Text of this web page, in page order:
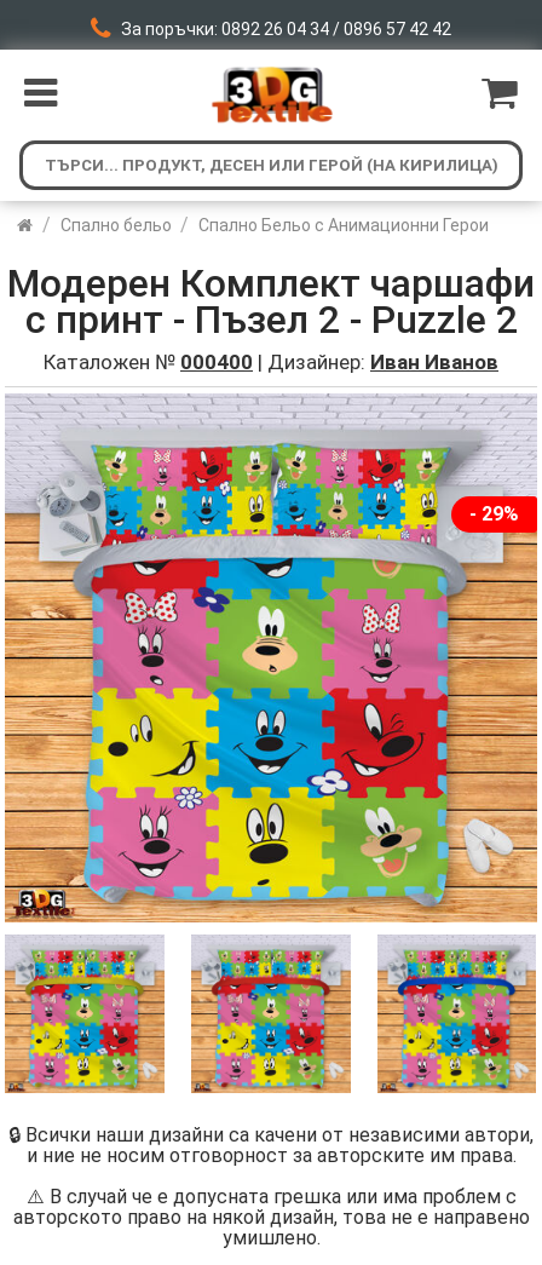
За поръчки: 0892 26 04 34 / 0896 57 42 42
/ Спално бельо / Спално Бельо с Анимационни Герои
Модерен Комплект чаршафи
с принт - Пъзел 2 - Puzzle 2
Каталожен № 000400 | Дизайнер: Иван Иванов
- 29%
🔒 Всички наши дизайни са качени от независими автори,
и ние не носим отговорност за авторските им права.
⚠️ В случай че е допусната грешка или има проблем с
авторското право на някой дизайн, това не е направено
умишлено.